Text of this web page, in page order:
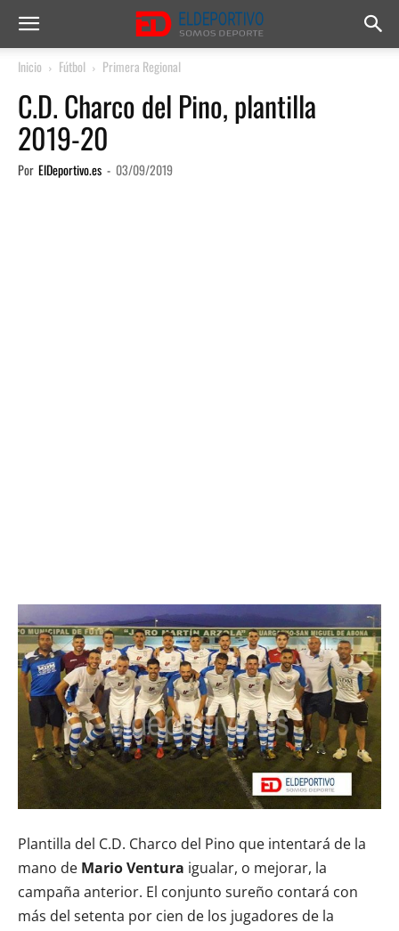
Inicio Fútbol Primera Regional
C.D. Charco del Pino, plantilla
2019-20
Por ElDeportivo.es - 03/09/2019
Plantilla del C.D. Charco del Pino que intentará de la
mano de Mario Ventura igualar, o mejorar, la
campaña anterior. El conjunto sureño contará con
más del setenta por cien de los jugadores de la